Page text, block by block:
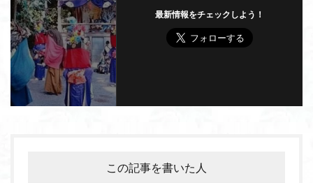
最新情報をチェックしよう！
この記事を書いた人